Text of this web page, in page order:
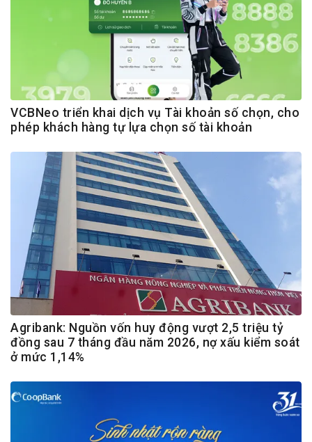
VCBNeo triển khai dịch vụ Tài khoản số chọn, cho
phép khách hàng tự lựa chọn số tài khoản
Agribank: Nguồn vốn huy động vượt 2,5 triệu tỷ
đồng sau 7 tháng đầu năm 2026, nợ xấu kiểm soát
ở mức 1,14%